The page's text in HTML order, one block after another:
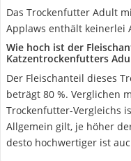
Das Trockenfutter Adult
Applaws enthält keinerlei
Wie hoch ist der
Katzentrockenfutters
Der Fleischanteil dieses
beträgt 80 %. Verglichen
Trockenfutter-Vergleichs
Allgemein gilt, je höher
desto hochwertiger ist